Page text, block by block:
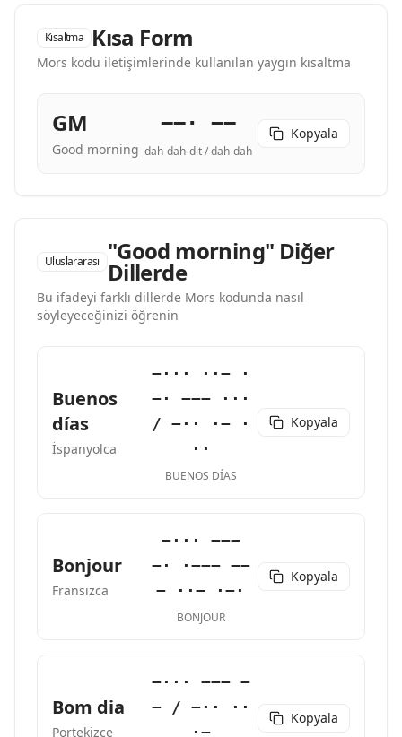
Kısaltma Kısa Form
Mors kodu iletişimlerinde kullanılan yaygın kısaltma
GM
Good morning
−−· −−
dah-dah-dit / dah-dah
Kopyala
Uluslararası "Good morning" Diğer
Dillerde
Bu ifadeyi farklı dillerde Mors kodunda nasıl
söyleyeceğinizi öğrenin
Buenos
días
İspanyolca
−··· ··− ·
−· −−− ···
/ −·· ·− ·
··
BUENOS DÍAS
Kopyala
Bonjour
Fransızca
−··· −−−
−· ·−−− −−
− ··− ·−·
BONJOUR
Kopyala
Bom dia
Portekizce
−··· −−− −
− / −·· ··
·−
Kopyala